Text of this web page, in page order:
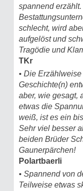
spannend
schlecht, wird
aufgelöst und
Tragödie und
TKr
• Die
Geschichte(n)
aber, wie gesagt,
etwas die
weiß, ist es ein
Sehr viel besser
beiden Brüder
Gaunerpärchen!
Polartbaerli
• Spannend von
Teilweise etwas